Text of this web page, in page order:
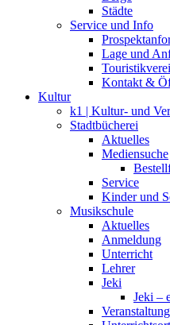
Städte
Service und Info
Lage und
Kontakt &
Kultur
k1 | Kultur- und
Stadtbücherei
Aktuelles
Mediensuche
Service
Kinder und
Musikschule
Aktuelles
Anmeldung
Unterricht
Lehrer
Jeki
Jeki –